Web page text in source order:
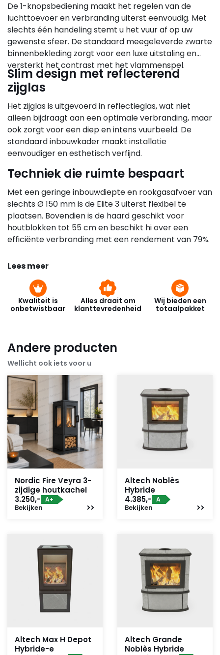
De 1-knopsbediening maakt het regelen van de
luchttoevoer en verbranding uiterst eenvoudig. Met
slechts één handeling stemt u het vuur af op uw
gewenste sfeer. De standaard meegeleverde zwarte
binnenbekleding zorgt voor een luxe uitstaling en
versterkt het contrast met het vlammenspel.
Slim design met reflecterend
zijglas
Het zijglas is uitgevoerd in reflectieglas, wat niet
alleen bijdraagt aan een optimale verbranding, maar
ook zorgt voor een diep en intens vuurbeeld. De
standaard inbouwkader maakt installatie
eenvoudiger en esthetisch verfijnd.
Techniek die ruimte bespaart
Met een geringe inbouwdiepte en rookgasafvoer van
slechts Ø 150 mm is de Elite 3 uiterst flexibel te
plaatsen. Bovendien is de haard geschikt voor
houtblokken tot 55 cm en beschikt hi over een
efficiënte verbranding met een rendement van 79%.
Lees meer
Kwaliteit is
onbetwistbaar
Alles draait om
klanttevredenheid
Wij bieden een
totaalpakket
Andere producten
Wellicht ook iets voor u
Nordic Fire Veyra 3-
zijdige houtkachel
3.250,- A+
Bekijken
Altech Noblès
Hybride
4.385,- A
Bekijken
Altech Max H Depot
Hybride-e
Altech Grande
Noblès Hybride